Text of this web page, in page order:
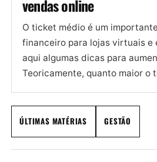
vendas online
O ticket médio é um
financeiro para lojas virtuais e
aqui algumas dicas para
Teoricamente, quanto maior o
ÚLTIMAS MATÉRIAS GESTÃO